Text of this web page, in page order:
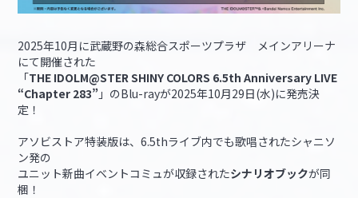
2025年10月に武蔵野の森総合スポーツプラザ メインアリーナ
にて開催された
「THE IDOLM@STER SHINY COLORS 6.5th Anniversary LIVE
“Chapter 283” 」のBlu-rayが2025年10月29日(水)に発売決
定！
アソビストア特装版は、6.5thライブ内でも歌唱されたシャニソ
ン発の
ユニット新曲イベントコミュが収録されたシナリオブックが同
梱！